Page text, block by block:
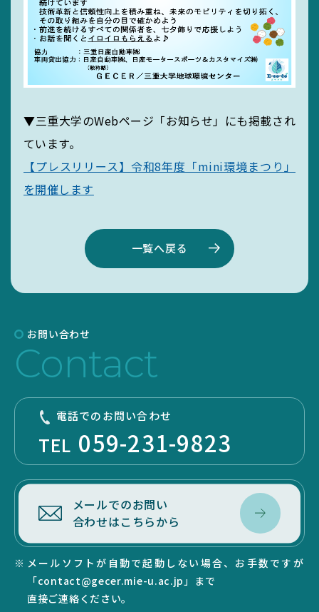
▼三重大学のWebページ「お知らせ」にも掲載され
ています。
【プレスリリース】令和8年度「mini環境まつり」
を開催します
一覧へ戻る
お問い合わせ
Contact
電話でのお問い合わせ
TEL 059-231-9823
メールでのお問い
合わせはこちらから
メールソフトが自動で起動しない場合、お手数ですが
「contact@gecer.mie-u.ac.jp」まで
直接ご連絡ください。